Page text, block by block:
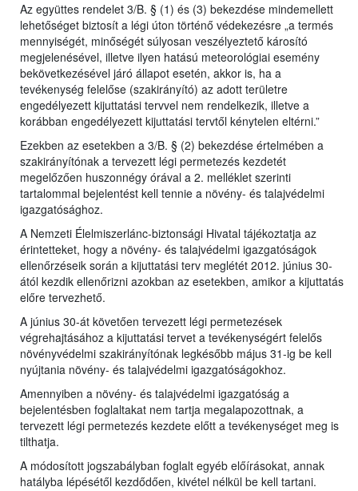
Az együttes rendelet 3/B. § (1) és (3) bekezdése mindemellett
lehetőséget biztosít a légi úton történő védekezésre „a termés
mennyiségét, minőségét súlyosan veszélyeztető károsító
megjelenésével, illetve ilyen hatású meteorológiai esemény
bekövetkezésével járó állapot esetén, akkor is, ha a
tevékenység felelőse (szakirányító) az adott területre
engedélyezett kijuttatási tervvel nem rendelkezik, illetve a
korábban engedélyezett kijuttatási tervtől kénytelen eltérni.”
Ezekben az esetekben a 3/B. § (2) bekezdése értelmében a
szakirányítónak a tervezett légi permetezés kezdetét
megelőzően huszonnégy órával a 2. melléklet szerinti
tartalommal bejelentést kell tennie a növény- és talajvédelmi
igazgatósághoz.
A Nemzeti Élelmiszerlánc-biztonsági Hivatal tájékoztatja az
érintetteket, hogy a növény- és talajvédelmi igazgatóságok
ellenőrzéseik során a kijuttatási terv meglétét 2012. június 30-
ától kezdik ellenőrizni azokban az esetekben, amikor a kijuttatás
előre tervezhető.
A június 30-át követően tervezett légi permetezések
végrehajtásához a kijuttatási tervet a tevékenységért felelős
növényvédelmi szakirányítónak legkésőbb május 31-ig be kell
nyújtania növény- és talajvédelmi igazgatóságokhoz.
Amennyiben a növény- és talajvédelmi igazgatóság a
bejelentésben foglaltakat nem tartja megalapozottnak, a
tervezett légi permetezés kezdete előtt a tevékenységet meg is
tilthatja.
A módosított jogszabályban foglalt egyéb előírásokat, annak
hatályba lépésétől kezdődően, kivétel nélkül be kell tartani.